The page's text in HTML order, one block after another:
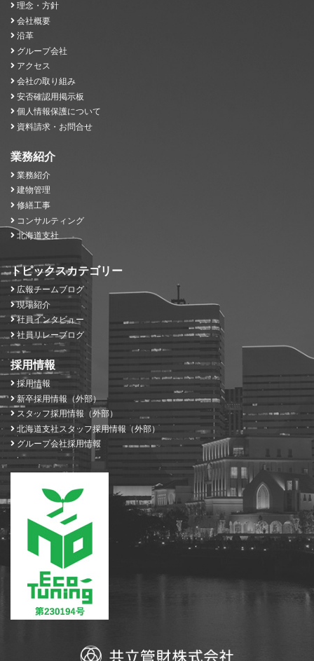
理念・方針
会社概要
沿革
グループ会社
アクセス
会社の取り組み
安否確認用掲示板
個人情報保護について
資料請求・お問合せ
業務紹介
業務紹介
建物管理
修繕工事
コンサルティング
北海道支社
トピックスカテゴリー
広報チームブログ
現場紹介
社員インタビュー
社員リレーブログ
採用情報
採用情報
新卒採用情報（外部）
スタッフ採用情報（外部）
北海道支社スタッフ採用情報（外部）
グループ会社採用情報